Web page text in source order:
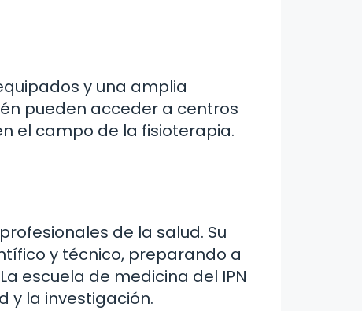
y una amplia
pueden acceder a centros
el campo de la fisioterapia.
de la salud. Su
y técnico, preparando a
escuela de medicina del IPN
y la investigación.